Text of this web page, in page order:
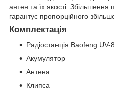
антен та їх якості.
гарантує пропорційного
Комплектація
Радіостанція Baofeng
Акумулятор
Антена
Клипса